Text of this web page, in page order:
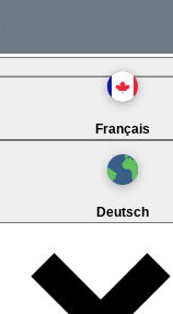
Français
Deutsch